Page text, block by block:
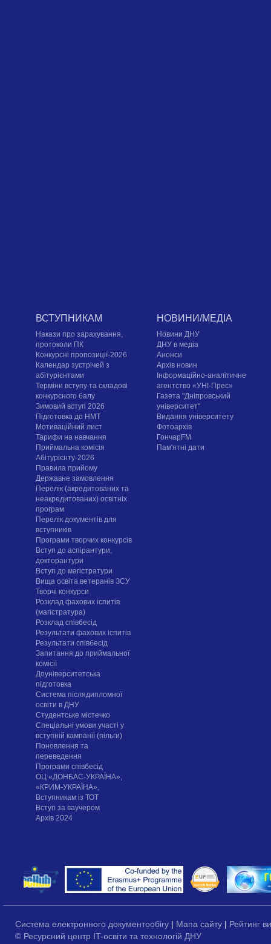
ВСТУПНИКАМ
Накази про зарахування,
протоколи ПК
Конкурсні пропозиції-2026
Календар зустрічей з
абітурієнтами
Терміни вступу та складові
конкурсного балу
Зимовий вступ 2026
Підготовка до НМТ
Мотиваційний лист
Тарифи на навчання
Приймальна комісія
Абітурієнту-2026
Правила прийому
Державне замовлення
Перелік (акредитованих та
неакредитованих) освітніх
програм
Перелік документів для
вступників
Програми творчих конкурсiв
Вступ до аспірантури,
докторантури
Вступ до магістратури
Вища освіта ветеранів ЗСУ
Творчі конкурси
Розклад фахових іспитів
(магістратура)
Розклад співбесід
Результати фахових іспитів
Результати співбесід
Запитання до приймальної
комісії
Доуніверситетська
підготовка
Система післядипломної
освіти в ДНУ
Cтудентське містечко
Спеціальні умови участі у
вступній кампанії (пільги)
Поновлення та
переведення
Програми співбесід
ОЦ «ДОНБАС-УКРАЇНА»,
«КРИМ-УКРАЇНА»,
Вступникам із ТОТ
Вступ за ваучером
Архів 2024
НОВИНИ/МЕДІА
Новини ДНУ
ДНУ в медіа
Анонси
Архів новин
Інформаційно-аналітичне
агентство «УНІ-Прес»
Газета "Дніпровський
університет"
Видання університету
Фотоархів
ГончарFM
Пам'ятні дати
Система електронного документообігу | Мапа сайту | Рейтинг
© Ресурсний центр IT-освіти та технологій ДНУ